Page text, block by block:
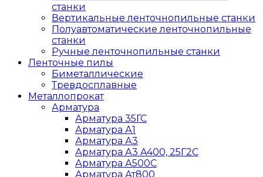
станки
Вертикальные ленточнопильные станки
Полуавтоматические ленточнопильные
станки
Ручные ленточнопильные станки
Ленточные пилы
Биметаллические
Тревдосплавные
Металлопрокат
Арматура
Арматура 35ГС
Арматура А1
Арматура А3
Арматура А3 A400, 25Г2С
Арматура А500С
Арматура Ат800